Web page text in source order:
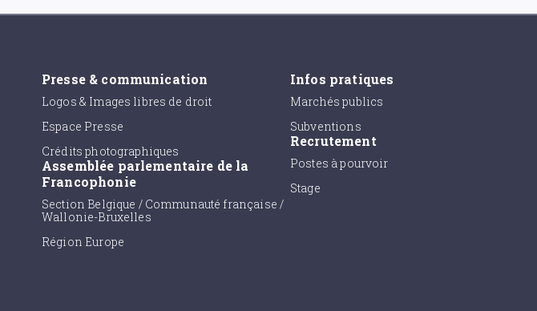
Presse & communication
Logos & Images libres de droit
Espace Presse
Crédits photographiques
Assemblée parlementaire de la
Francophonie
Section Belgique / Communauté française /
Wallonie-Bruxelles
Région Europe
Infos pratiques
Marchés publics
Subventions
Recrutement
Postes à pourvoir
Stage